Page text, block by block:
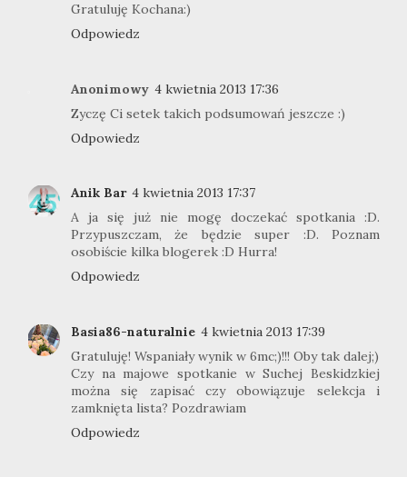
Gratuluję Kochana:)
Odpowiedz
Anonimowy 4 kwietnia 2013 17:36
Zyczę Ci setek takich podsumowań jeszcze :)
Odpowiedz
Anik Bar 4 kwietnia 2013 17:37
A ja się już nie mogę doczekać spotkania :D.
Przypuszczam, że będzie super :D. Poznam
osobiście kilka blogerek :D Hurra!
Odpowiedz
Basia86-naturalnie 4 kwietnia 2013 17:39
Gratuluję! Wspaniały wynik w 6mc;)!!! Oby tak dalej;)
Czy na majowe spotkanie w Suchej Beskidzkiej
można się zapisać czy obowiązuje selekcja i
zamknięta lista? Pozdrawiam
Odpowiedz